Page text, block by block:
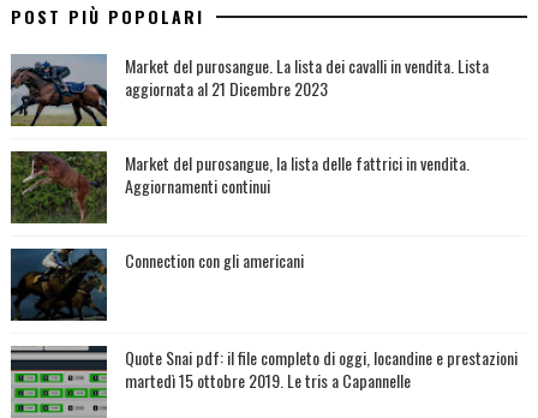
POST PIÙ POPOLARI
Market del purosangue. La lista dei cavalli in vendita. Lista
aggiornata al 21 Dicembre 2023
Market del purosangue, la lista delle fattrici in vendita.
Aggiornamenti continui
Connection con gli americani
Quote Snai pdf: il file completo di oggi, locandine e prestazioni
martedì 15 ottobre 2019. Le tris a Capannelle